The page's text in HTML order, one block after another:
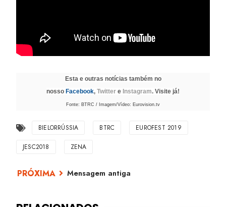
Esta e outras notícias também no
nosso Facebook, Twitter e Instagram. Visite já!
Fonte: BTRC / Imagem/Vídeo: Eurovision.tv
BIELORRÚSSIA BTRC EUROFEST 2019
JESC2018 ZENA
Mensagem antiga